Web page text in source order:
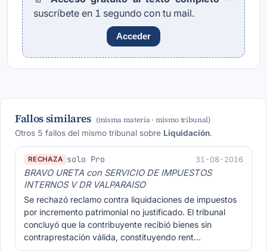
suscríbete en 1 segundo con tu mail.
Acceder
Fallos similares (misma materia · mismo tribunal)
Otros 5 fallos del mismo tribunal sobre Liquidación.
RECHAZA solo Pro 31-08-2016
BRAVO URETA con SERVICIO DE IMPUESTOS
INTERNOS V DR VALPARAISO
Se rechazó reclamo contra liquidaciones de impuestos
por incremento patrimonial no justificado. El tribunal
concluyó que la contribuyente recibió bienes sin
contraprestación válida, constituyendo rent…